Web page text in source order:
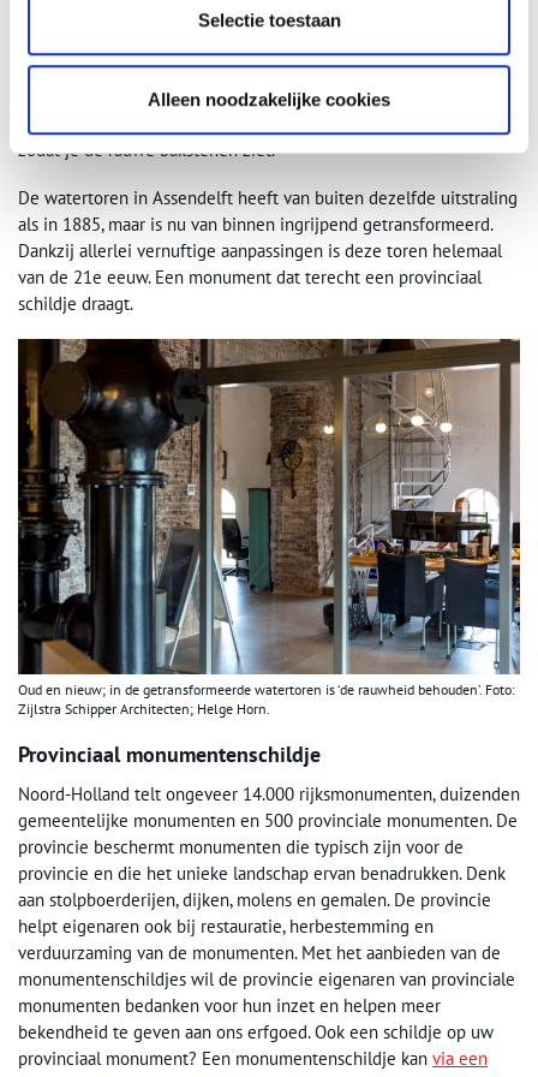
Selectie toestaan
Alleen noodzakelijke cookies
Terugkijkend op het project is hij er trots op ‘bij de transformatie
watertoren zijn moderne kantoren ingericht, ‘maar steeds met
behoud van oude elementen. De stabiliteitskolom in het midden
zodat je de rauwe bakstenen ziet. ‘
De watertoren in Assendelft heeft van buiten dezelfde uitstraling
als in 1885, maar is nu van binnen ingrijpend getransformeerd.
Dankzij allerlei vernuftige aanpassingen is deze toren helemaal
van de 21e eeuw. Een monument dat terecht een provinciaal
schildje draagt.
Oud en nieuw; in de getransformeerde watertoren is ‘de rauwheid behouden’. Foto:
Zijlstra Schipper Architecten; Helge Horn.
Provinciaal monumentenschildje
Noord-Holland telt ongeveer 14.000 rijksmonumenten, duizenden
gemeentelijke monumenten en 500 provinciale monumenten. De
provincie beschermt monumenten die typisch zijn voor de
provincie en die het unieke landschap ervan benadrukken. Denk
aan stolpboerderijen, dijken, molens en gemalen. De provincie
helpt eigenaren ook bij restauratie, herbestemming en
verduurzaming van de monumenten. Met het aanbieden van de
monumentenschildjes wil de provincie eigenaren van provinciale
monumenten bedanken voor hun inzet en helpen meer
bekendheid te geven aan ons erfgoed. Ook een schildje op uw
provinciaal monument? Een monumentenschildje kan via een